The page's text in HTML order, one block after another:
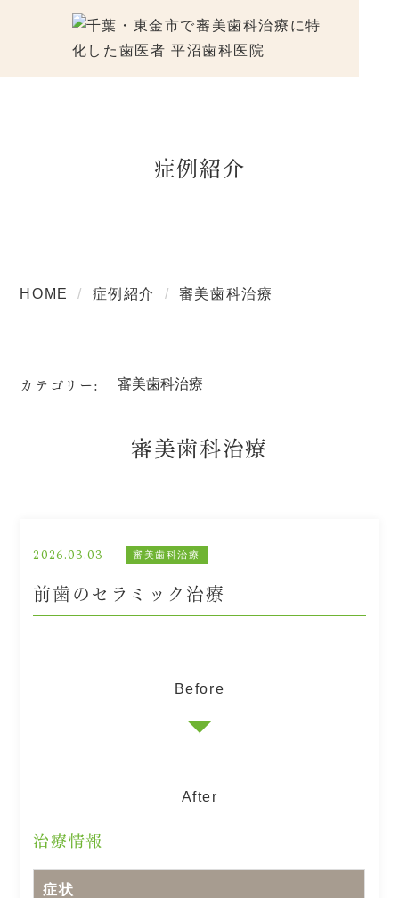
症例紹介
HOME 症例紹介 審美歯科治療
カテゴリー:
審美歯科治療
2026.03.03 審美歯科治療
前歯のセラミック治療
Before
After
治療情報
症状